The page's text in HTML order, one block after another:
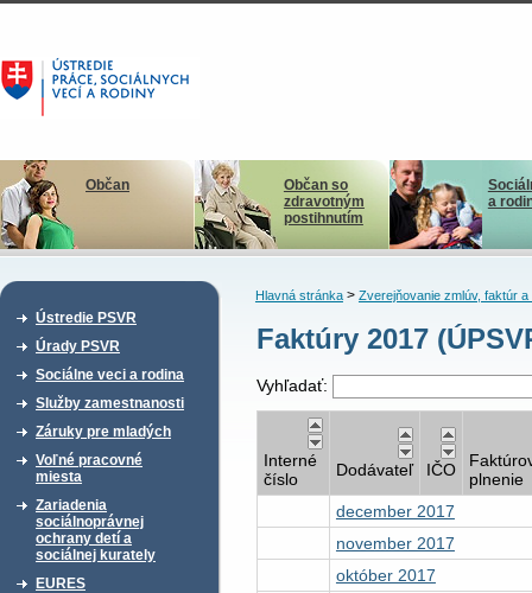
Občan
Občan so
zdravotným
postihnutím
a
Ústredie PSVR
Úrady PSVR
Sociálne veci a rodina
Služby zamestnanosti
Záruky pre mladých
Voľné pracovné
miesta
Zariadenia
sociálnoprávnej
ochrany detí a
sociálnej kurately
EURES
Hlavná stránka> Zverejňovanie zmlúv, faktúr a
Faktúry 2017
Vyhľadať:
Interné
číslo
Dodávateľ IČO
plnenie
december 2017
november 2017
október 2017